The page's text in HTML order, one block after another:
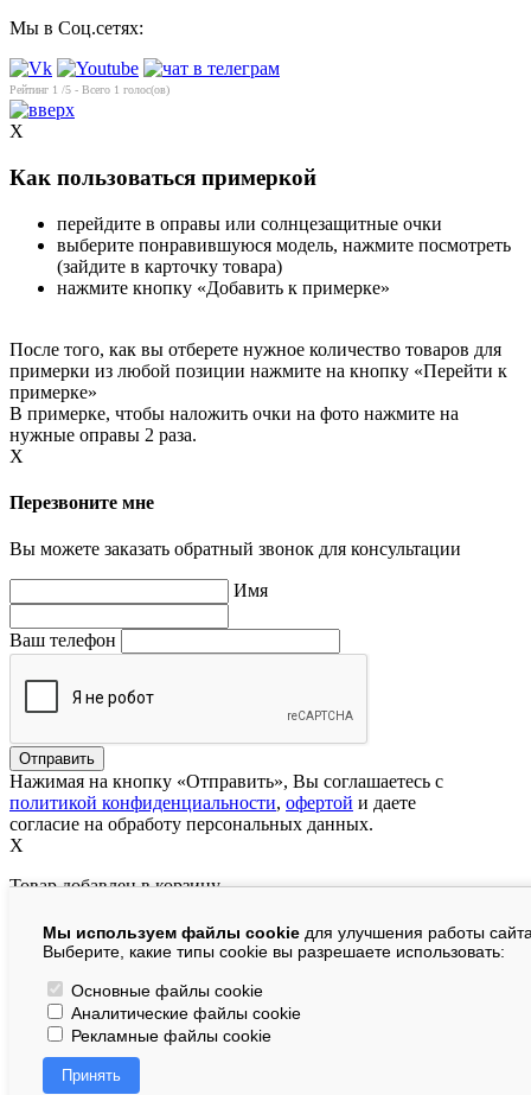
Мы в Соц.сетях:
Рейтинг 1 /5 - Всего 1 голос(ов)
Мы используем файлы cookie для улучшения работы
Выберите, какие типы cookie вы разрешаете использовать:
Основные файлы cookie
Аналитические файлы cookie
Рекламные файлы cookie
Принять
X
Как пользоваться примеркой
перейдите в оправы или солнцезащитные очки
выберите понравившуюся модель, нажмите посмотреть
(зайдите в карточку товара)
нажмите кнопку «Добавить к примерке»
После того, как вы отберете нужное количество товаров для
примерки из любой позиции нажмите на кнопку «Перейти к
примерке»
В примерке, чтобы наложить очки на фото нажмите на
нужные оправы 2 раза.
X
Перезвоните мне
Вы можете заказать обратный звонок для консультации
Имя
Ваш телефон
Нажимая на кнопку «Отправить», Вы соглашаетесь с
политикой конфиденциальности, офертой и даете
согласие на обработу персональных данных.
X
Товар добавлен в корзину
В корзине:шт.
На сумму:руб.
Перейти в корзину